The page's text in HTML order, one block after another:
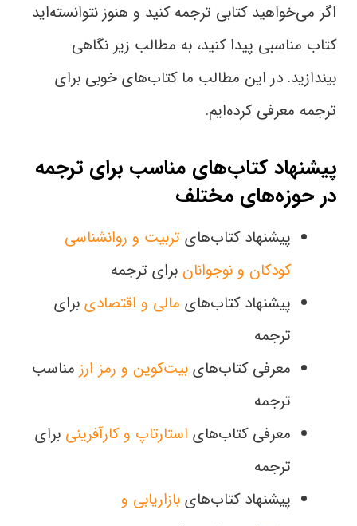
اگر می‌خواهید کتابی ترجمه کنید و هنوز نتوانسته‌اید
کتاب مناسبی پیدا کنید، به مطالب زیر نگاهی
بیندازید. در این مطالب ما کتاب‌های خوبی برای
ترجمه معرفی کرده‌ایم.
پیشنهاد کتاب‌های مناسب برای ترجمه
در حوزه‌های مختلف
پیشنهاد کتاب‌های تربیت و روانشناسی
کودکان و نوجوانان برای ترجمه
پیشنهاد کتاب‌های مالی و اقتصادی برای
ترجمه
معرفی کتاب‌های بیت‌کوین و رمز ارزمناسب
ترجمه
معرفی کتاب‌های استارتاپ و کارآفرينی برای
ترجمه
پیشنهاد کتاب‌های بازاریابی و